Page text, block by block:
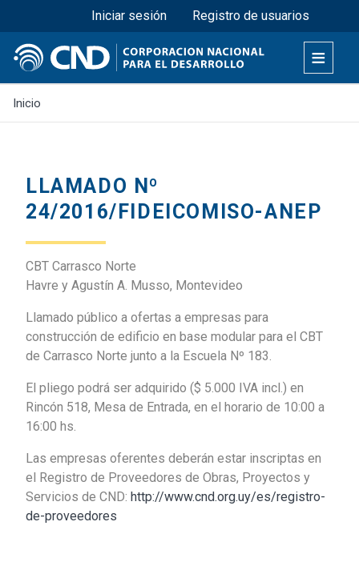
Pasar
al
contenido
principal
Menú superior
Iniciar sesión Registro de usuarios
Inicio
LLAMADO Nº
24/2016/FIDEICOMISO-ANEP
CBT Carrasco Norte
Havre y Agustín A. Musso, Montevideo
Llamado público a ofertas a empresas para
construcción de edificio en base modular para el CBT
de Carrasco Norte junto a la Escuela Nº 183.
El pliego podrá ser adquirido ($ 5.000 IVA incl.) en
Rincón 518, Mesa de Entrada, en el horario de 10:00 a
16:00 hs.
Las empresas oferentes deberán estar inscriptas en
el Registro de Proveedores de Obras, Proyectos y
Servicios de CND: http://www.cnd.org.uy/es/registro-
de-proveedores